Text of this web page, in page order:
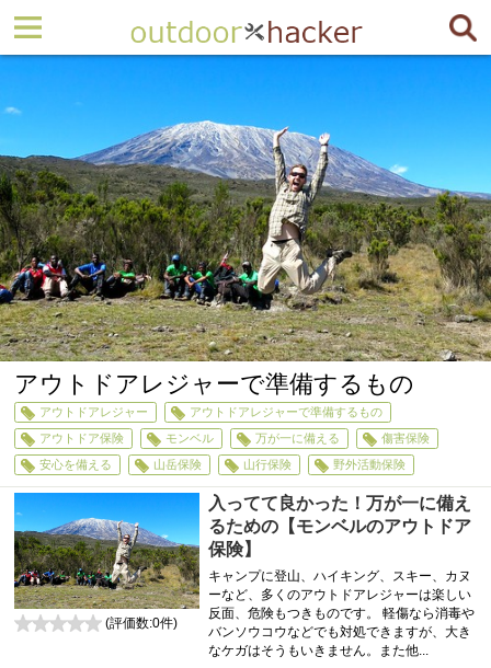
アウトドアレジャーで準備するもの
アウトドアレジャー
アウトドアレジャーで準備するもの
アウトドア保険
モンベル 万が一に備える
傷害保険
安心を備える
山岳保険 山行保険 野外活動保険
入ってて良かった！万が一に備え
るための【モンベルのアウトドア
保険】
キャンプに登山、ハイキング、スキー、カヌ
ーなど、多くのアウトドアレジャーは楽しい
反面、危険もつきものです。 軽傷なら消毒や
バンソウコウなどでも対処できますが、大き
なケガはそうもいきません。また他...
(評価数:0件)